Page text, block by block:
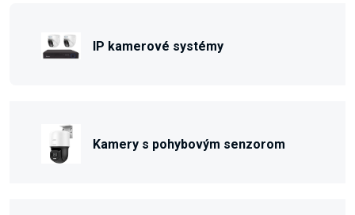
IP kamerové systémy
Kamery s pohybovým senzorom